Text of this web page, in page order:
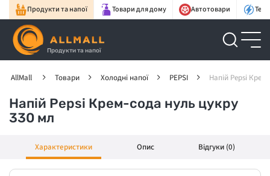
Продукти та напої Товари для дому Автотовари
Продукти та напої
AllMall Товари Холодні напої РEPSI Напій Pepsi
Напій Pepsi Крем-сода нуль цукру
330 мл
Характеристики Опис Відгуки (0)